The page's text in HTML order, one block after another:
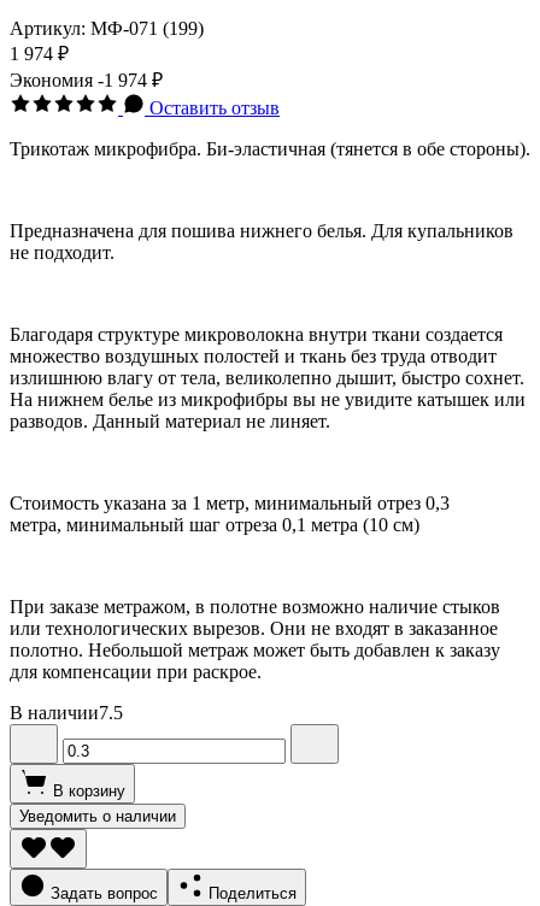
Артикул: МФ-071 (199)
1 974 ₽
Экономия -1 974 ₽
Оставить отзыв
Трикотаж микрофибра. Би-эластичная (тянется в обе стороны).
Предназначена для пошива нижнего белья. Для купальников
не подходит.
Благодаря структуре микроволокна внутри ткани создается
множество воздушных полостей и ткань без труда отводит
излишнюю влагу от тела, великолепно дышит, быстро сохнет.
На нижнем белье из микрофибры вы не увидите катышек или
разводов. Данный материал не линяет.
Стоимость указана за 1 метр, минимальный отрез 0,3
метра, минимальный шаг отреза 0,1 метра (10 см)
При заказе метражом, в полотне возможно наличие стыков
или технологических вырезов. Они не входят в заказанное
полотно. Небольшой метраж может быть добавлен к заказу
для компенсации при раскрое.
В наличии7.5
В корзину
Уведомить о наличии
Задать вопрос Поделиться